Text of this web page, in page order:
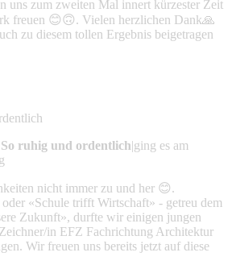
uns zum zweiten Mal innert kürzester Zeit
freuen 😊🙃. Vielen herzlichen Dank🙏
zu diesem tollen Ergebnis beigetragen
So ruhig und ordentlich|ging es am
nicht immer zu und her 😊.
«Schule trifft Wirtschaft» - getreu dem
Zukunft», durfte wir einigen jungen
in EFZ Fachrichtung Architektur
Wir freuen uns bereits jetzt auf diese